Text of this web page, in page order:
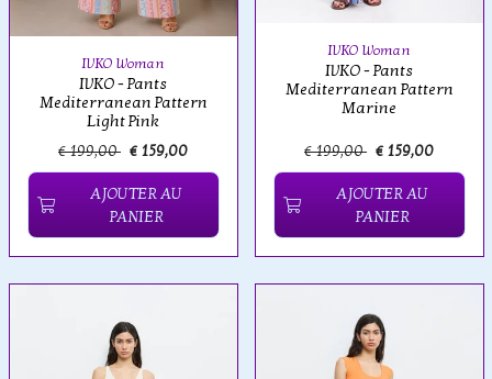
IVKO Woman
IVKO - Pants
Mediterranean Pattern
Light Pink
€ 199,00 € 159,00
AJOUTER AU
PANIER
IVKO Woman
IVKO - Pants
Mediterranean Pattern
Marine
€ 199,00 € 159,00
AJOUTER AU
PANIER